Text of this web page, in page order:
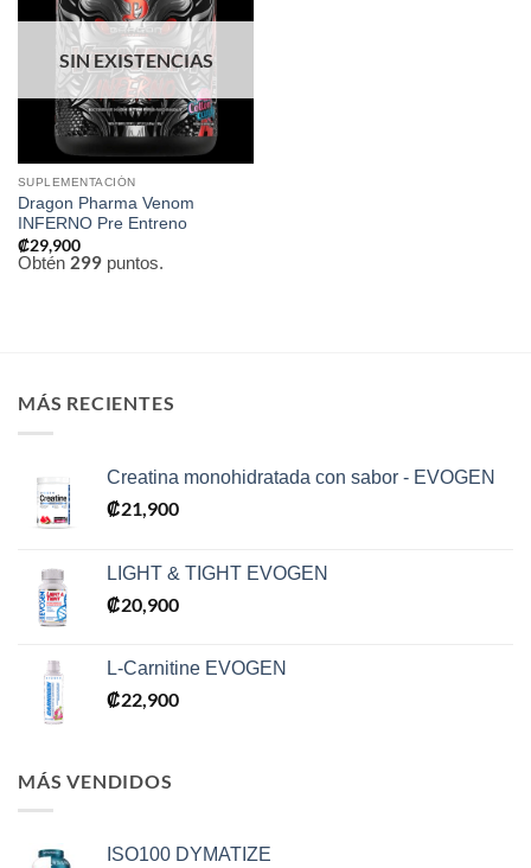
a la
lista de
deseos
SIN EXISTENCIAS
SUPLEMENTACIÓN
Dragon Pharma Venom
INFERNO Pre Entreno
₡29,900
Obtén 299puntos.
MÁS RECIENTES
Creatina monohidratada con sabor - EVOGEN
₡21,900
LIGHT & TIGHT EVOGEN
₡20,900
L-Carnitine EVOGEN
₡22,900
MÁS VENDIDOS
ISO100 DYMATIZE